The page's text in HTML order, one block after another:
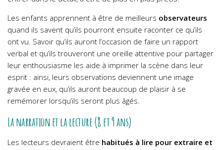
Les enfants apprennent à être de meilleurs observateurs
quand ils savent qu’ils pourront ensuite raconter ce qu’ils
ont vu. Savoir qu’ils auront l’occasion de faire un rapport
verbal et qu’ils trouveront une oreille attentive pour partager
leur enthousiasme les aide à imprimer la scène dans leur
esprit : ainsi, leurs observations deviennent une image
gravée en eux, qu’ils auront beaucoup de plaisir à se
remémorer lorsqu’ils seront plus âgés.
La narration et la lecture (8 et 9 ans)
Les lecteurs devraient être habitués à lire pour extraire et